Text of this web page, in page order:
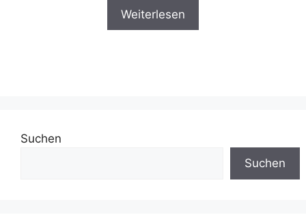
Weiterlesen
Suchen
Suchen